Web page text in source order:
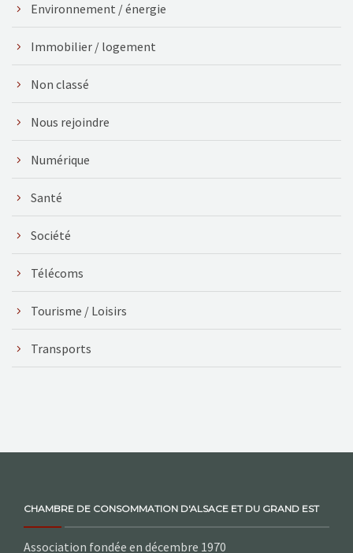
Environnement / énergie
Immobilier / logement
Non classé
Nous rejoindre
Numérique
Santé
Société
Télécoms
Tourisme / Loisirs
Transports
CHAMBRE DE CONSOMMATION D'ALSACE ET DU GRAND EST
Association fondée en décembre 1970